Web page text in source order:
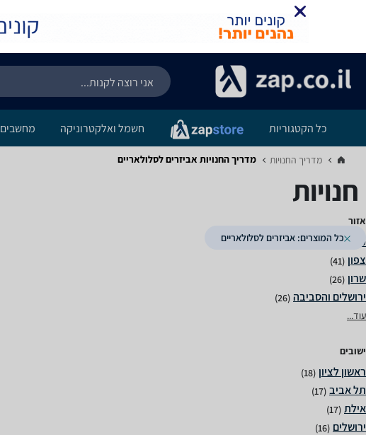
כל הקטגוריות חשמל ואלקטרוניקה מחשבים
מדריך החנויות‏ מדריך החנויות ‏אביזרים לסלולאריים
חנויות
כל המוצרים: אביזרים לסלולאריים
אזור
(103)
(41)
(26)
(26)
עוד...
ישובים
(18)
(17)
(17)
(16)